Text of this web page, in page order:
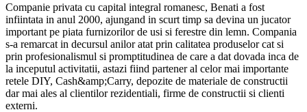
Companie privata cu capital integral romanesc, Benati a fost
infiintata in anul 2000, ajungand in scurt timp sa devina un jucator
important pe piata furnizorilor de usi si ferestre din lemn. Compania
s-a remarcat in decursul anilor atat prin calitatea produselor cat si
prin profesionalismul si promptitudinea de care a dat dovada inca de
la inceputul activitatii, astazi fiind partener al celor mai importante
retele DIY, Cash&amp;Carry, depozite de materiale de constructii
dar mai ales al clientilor rezidentiali, firme de constructii si clienti
externi.